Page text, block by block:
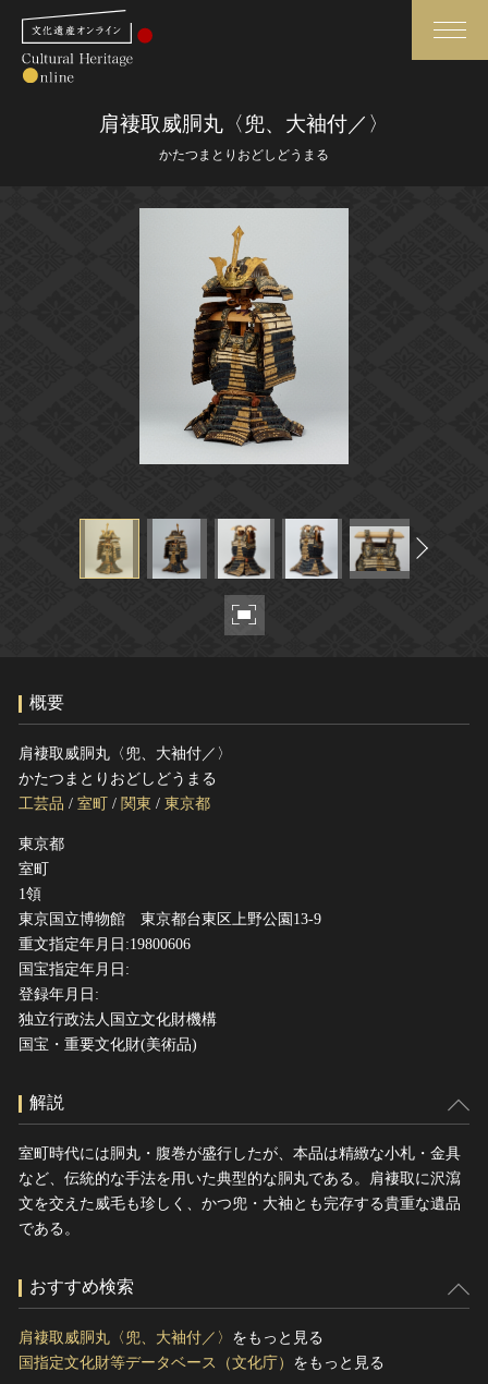
さらに詳細検索
全国の美術館・博物館
無形文化遺産
媒体資料・関連記事等
博物館、美術館の皆さまへ
文化庁よりご挨拶
今月のみどころ
お知らせ一覧
このサイトについて
関連サイトリンク
サイトマップ
サイトのご意見はこちら
文化遺産データベース
国指定文化財等データベース
肩褄取威胴丸〈兜、大袖付／〉
かたつまとりおどしどうまる
概要
肩褄取威胴丸〈兜、大袖付／〉
かたつまとりおどしどうまる
工芸品 / 室町 / 関東 / 東京都
東京都
室町
1領
東京国立博物館 東京都台東区上野公園13-9
重文指定年月日:19800606
国宝指定年月日:
登録年月日:
独立行政法人国立文化財機構
国宝・重要文化財(美術品)
解説
室町時代には胴丸・腹巻が盛行したが、本品は精緻な小札・金具
など、伝統的な手法を用いた典型的な胴丸である。肩褄取に沢瀉
文を交えた威毛も珍しく、かつ兜・大袖とも完存する貴重な遺品
である。
おすすめ検索
肩褄取威胴丸〈兜、大袖付／〉 をもっと見る
国指定文化財等データベース（文化庁） をもっと見る